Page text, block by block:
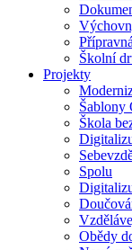
Školní
Projekty
Šablony
Škola
Spolu
Obědy